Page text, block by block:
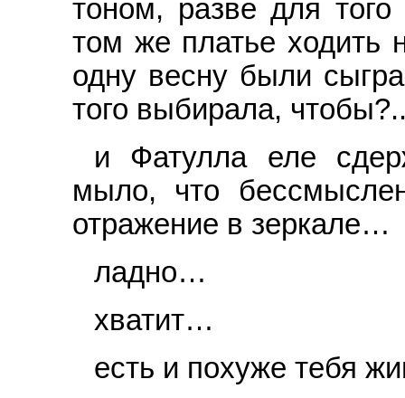
тоном, разве для
том же платье ходить
одну весну были
того выбирала,
и Фатулла еле
мыло, что
отражение в зеркале…
ладно…
хватит…
есть и похуже тебя